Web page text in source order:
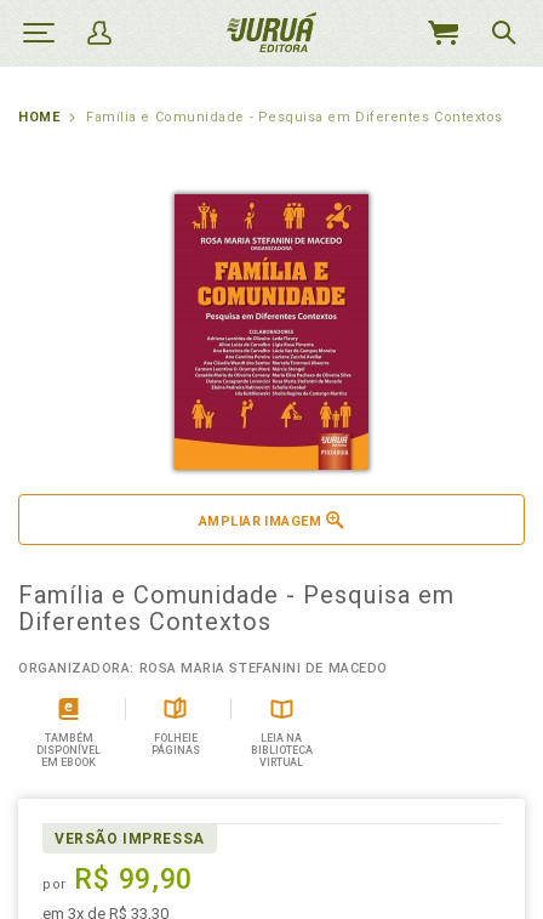
MEU
HOME Família e Comunidade - Pesquisa em Diferentes Contextos
AMPLIAR IMAGEM
Família e Comunidade - Pesquisa em
Diferentes Contextos
ORGANIZADORA: ROSA MARIA STEFANINI DE MACEDO
TAMBÉM
DISPONÍVEL
EM EBOOK
FOLHEIE
PÁGINAS
LEIA NA
BIBLIOTECA
VIRTUAL
VERSÃO IMPRESSA
por R$ 99,90
em 3x de R$ 33,30